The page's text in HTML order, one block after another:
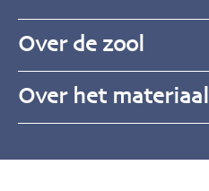
Over de zool
Over het materiaal